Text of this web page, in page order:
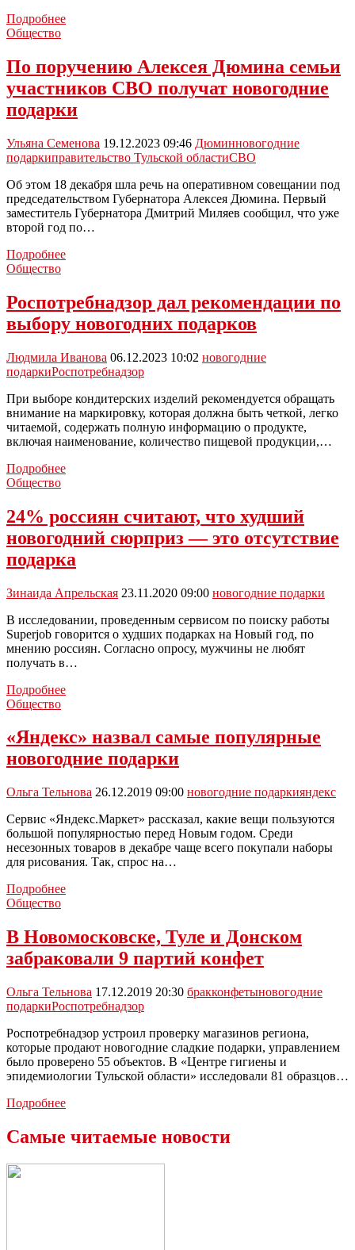
ПодробнееРоспотребнадзор
по
выбору
подарков
Общество
По поручению Алексея Дюмина семьи
участников СВО получат новогодние
подарки
Ульяна Семенова 19.12.2023 09:46 Дюминновогодние
подаркиправительство Тульской областиСВО
Об этом 18 декабря шла речь на оперативном совещании под
председательством Губернатора Алексея Дюмина. Первый
заместитель Губернатора Дмитрий Миляев сообщил, что уже
второй год по…
ПодробнееПо
Дюмина
семьи
участников
получат
новогодние
подарки
Общество
Роспотребнадзор дал рекомендации по
выбору новогодних подарков
Людмила Иванова 06.12.2023 10:02 новогодние
подаркиРоспотребнадзор
При выборе кондитерских изделий рекомендуется обращать
внимание на маркировку, которая должна быть четкой, легко
читаемой, содержать полную информацию о продукте,
включая наименование, количество пищевой продукции,…
ПодробнееРоспотребнадзор
выбору
новогодних
Общество
24% россиян считают, что худший
новогодний сюрприз — это отсутствие
подарка
Зинаида Апрельская 23.11.2020 09:00 новогодние подарки
В исследовании, проведенным сервисом по поиску работы
Superjob говорится о худших подарках на Новый год, по
мнению россиян. Согласно опросу, мужчины не любят
получать в…
Подробнее24%
что
худший
новогодний
—
отсутствие
подарка
Общество
«Яндекс» назвал самые популярные
новогодние подарки
Ольга Тельнова 26.12.2019 09:00 новогодние подаркияндекс
Сервис «Яндекс.Маркет» рассказал, какие вещи пользуются
большой популярностью перед Новым годом. Среди
несезонных товаров в декабре чаще всего покупали наборы
для рисования. Так, спрос на…
Подробнее«Яндекс»
новогодние
подарки
Общество
В Новомосковске, Туле и Донском
забраковали 9 партий конфет
Ольга Тельнова 17.12.2019 20:30 бракконфетыновогодние
подаркиРоспотребнадзор
Роспотребнадзор устроил проверку магазинов региона,
которые продают новогодние сладкие подарки, управлением
было проверено 55 объектов. В «Центре гигиены и
эпидемиологии Тульской области» исследовали 81 образцов…
ПодробнееВ
Самые читаемые новости